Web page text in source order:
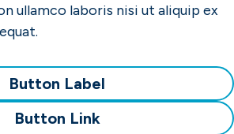
ullamco laboris nisi ut aliquip ex
Button Label
Button Link